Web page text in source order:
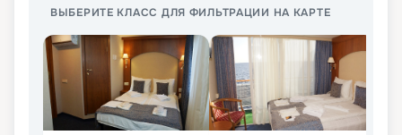
ВЫБЕРИТЕ КЛАСС ДЛЯ ФИЛЬТРАЦИИ НА КАРТЕ